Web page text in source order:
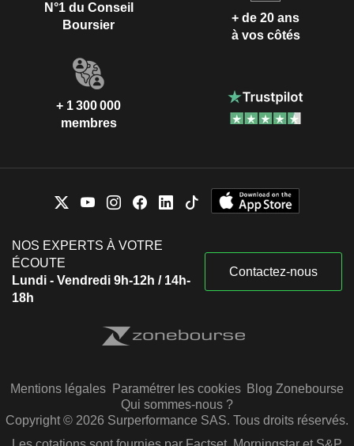
N°1 du Conseil
Boursier
+ de 20 ans
à vos côtés
+ 1 300 000
membres
NOS EXPERTS À VOTRE
ÉCOUTE
Lundi - Vendredi 9h-12h / 14h-
18h
Contactez-nous
Mentions légales Paramétrer les cookies Blog Zonebourse
Qui sommes-nous ?
Copyright © 2026 Surperformance SAS. Tous droits réservés.